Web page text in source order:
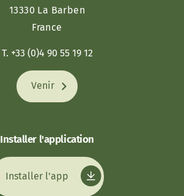
13330 La Barben
France
T. +33 (0)4 90 55 19 12
Venir
Installer l'application
Installer l'app